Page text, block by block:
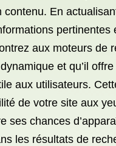
contenu. En
pertinentes
aux moteurs de
et qu’il offre
aux utilisateurs.
de votre site aux
ses chances
les résultats de